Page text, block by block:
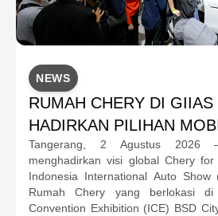
NEWS
RUMAH CHERY DI GIIAS
HADIRKAN PILIHAN
LENGKAP DAN
KONSUMEN BERNILAI
MILIAR
Tangerang, 2 Agustus 2026
menghadirkan visi global Chery
Indonesia International Auto Show
Rumah Chery yang berlokasi
Convention Exhibition (ICE) BSD